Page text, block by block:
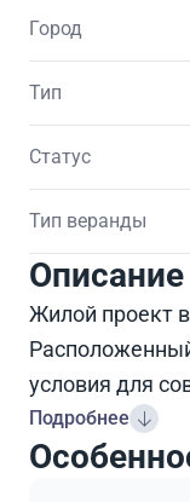
Город
Тип
Статус
Тип веранды
Жилой проект
условия для
Подробнее